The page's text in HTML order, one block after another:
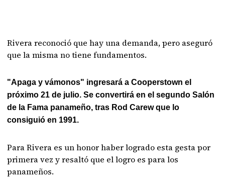
Rivera reconoció que hay una demanda, pero aseguró
que la misma no tiene fundamentos.
"Apaga y vámonos" ingresará a Cooperstown el
próximo 21 de julio. Se convertirá en el segundo Salón
de la Fama panameño, tras Rod Carew que lo
consiguió en 1991.
Para Rivera es un honor haber logrado esta gesta por
primera vez y resaltó que el logro es para los
panameños.